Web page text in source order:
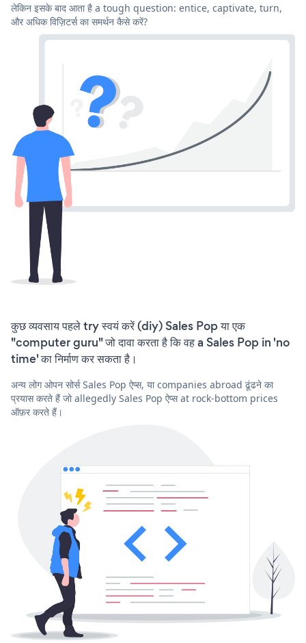
लेकिन इसके बाद आता है a tough question: entice, captivate, turn,
और अधिक विज़िटर्स का समर्थन कैसे करें?
कुछ व्यवसाय पहले try स्वयं करें (diy) Sales Pop या एक
"computer guru" जो दावा करता है कि वह a Sales Pop in 'no
time' का निर्माण कर सकता है।
अन्य लोग ओपन सोर्स Sales Pop ऐप्स, या companies abroad ढूंढने का
प्रयास करते हैं जो allegedly Sales Pop ऐप्स at rock-bottom prices
ऑफ़र करते हैं।